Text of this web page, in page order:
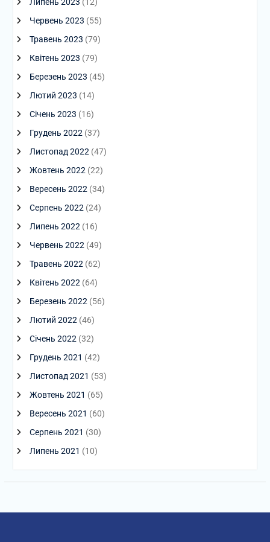
Червень 2023 (55)
Травень 2023 (79)
Квітень 2023 (79)
Березень 2023 (45)
Лютий 2023 (14)
Січень 2023 (16)
Грудень 2022 (37)
Листопад 2022 (47)
Жовтень 2022 (22)
Вересень 2022 (34)
Серпень 2022 (24)
Липень 2022 (16)
Червень 2022 (49)
Травень 2022 (62)
Квітень 2022 (64)
Березень 2022 (56)
Лютий 2022 (46)
Січень 2022 (32)
Грудень 2021 (42)
Листопад 2021 (53)
Жовтень 2021 (65)
Вересень 2021 (60)
Серпень 2021 (30)
Липень 2021 (10)